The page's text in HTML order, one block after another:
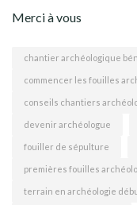
Merci à vous
chantier archéologique
commencer les fouilles
conseils chantiers
devenir archéologue
fouiller de sépulture
premières fouilles
terrain en archéologie